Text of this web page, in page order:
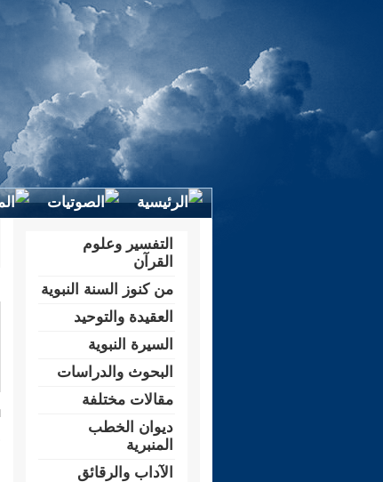
التفسير وعلوم
القرآن
من كنوز السنة النبوية
العقيدة والتوحيد
السيرة النبوية
البحوث والدراسات
مقالات مختلفة
ديوان الخطب
المنبرية
الآداب والرقائق